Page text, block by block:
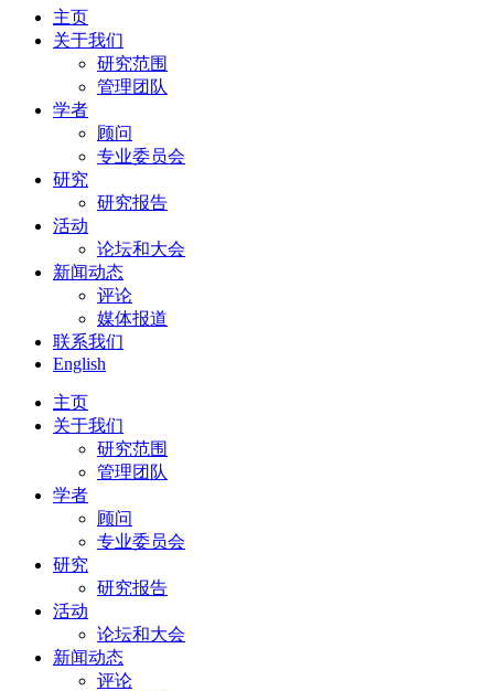
主页
关于我们
研究范围
管理团队
学者
顾问
专业委员会
研究
研究报告
活动
论坛和大会
新闻动态
评论
媒体报道
联系我们
English
主页
关于我们
研究范围
管理团队
学者
顾问
专业委员会
研究
研究报告
活动
论坛和大会
新闻动态
评论